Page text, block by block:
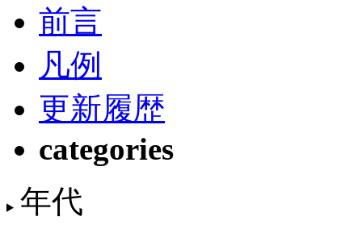
前言
凡例
更新履歴
categories
年代